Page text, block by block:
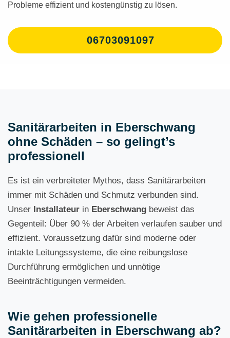
Probleme effizient und kostengünstig zu lösen.
06703091097
Sanitärarbeiten in Eberschwang
ohne Schäden – so gelingt’s
professionell
Es ist ein verbreiteter Mythos, dass Sanitärarbeiten
immer mit Schäden und Schmutz verbunden sind.
Unser Installateur in Eberschwang beweist das
Gegenteil: Über 90 % der Arbeiten verlaufen sauber und
effizient. Voraussetzung dafür sind moderne oder
intakte Leitungssysteme, die eine reibungslose
Durchführung ermöglichen und unnötige
Beeinträchtigungen vermeiden.
Wie gehen professionelle
Sanitärarbeiten in Eberschwang ab?